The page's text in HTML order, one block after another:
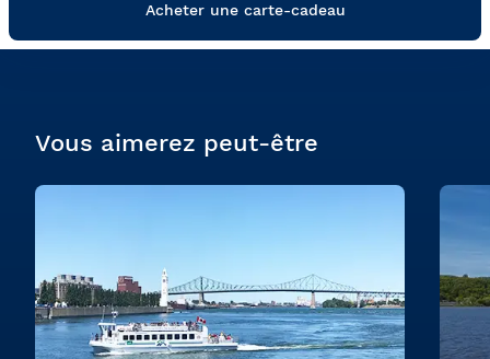
Acheter une carte-cadeau
Vous aimerez peut-être